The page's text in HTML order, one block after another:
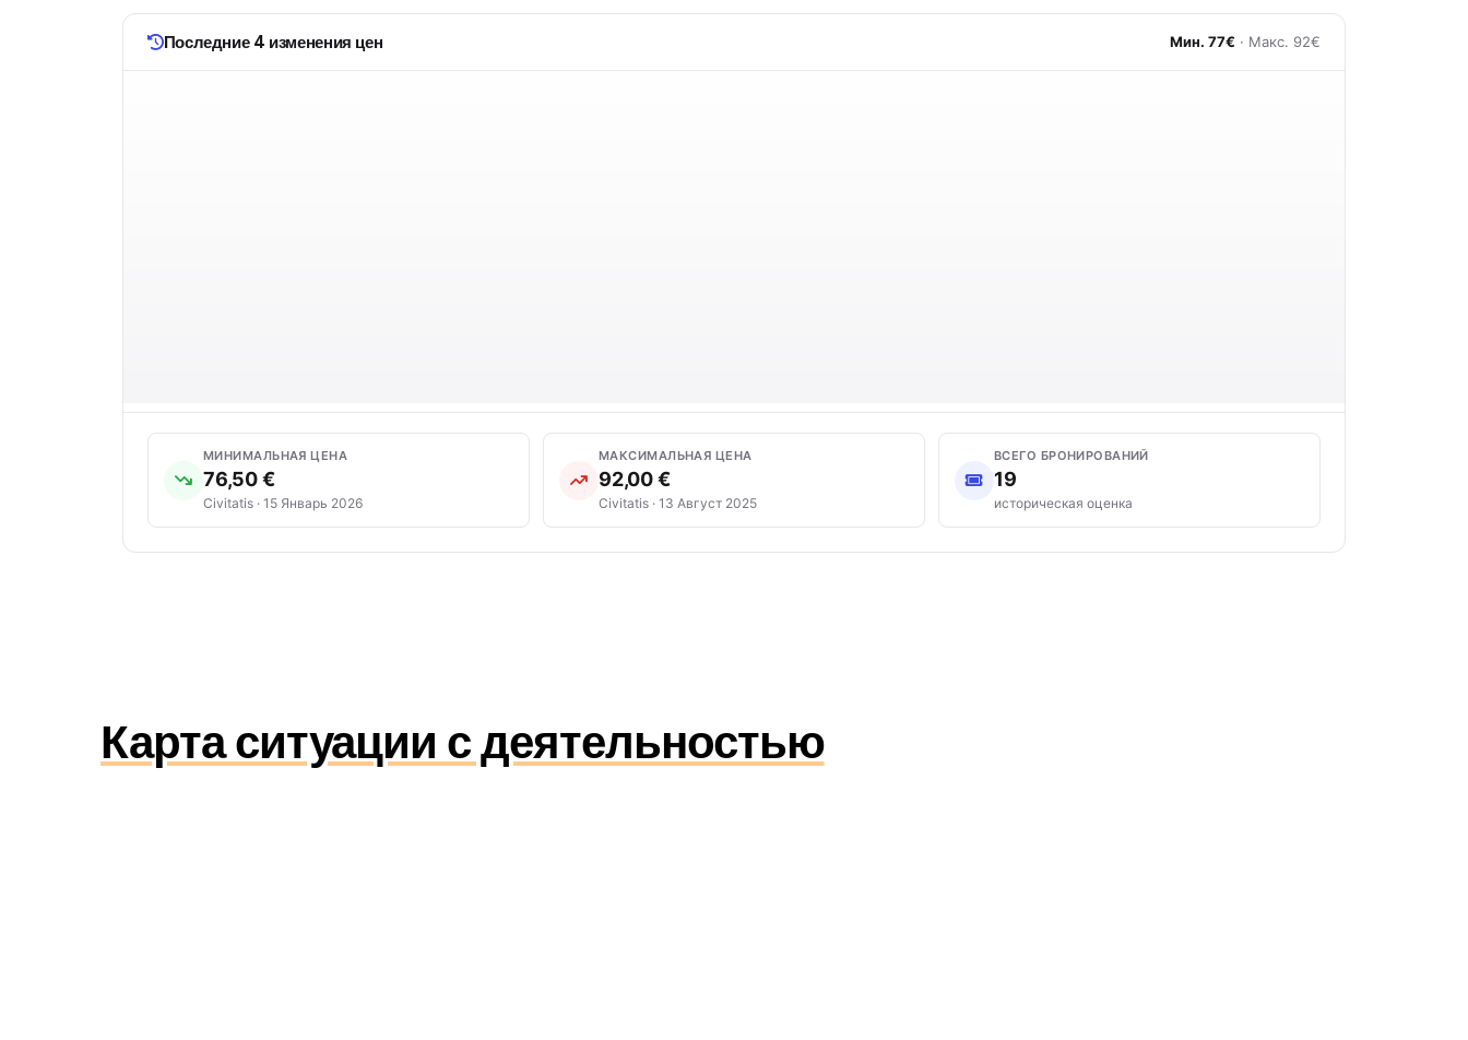
Последние 4 изменения цен Мин. 77€ · Макс. 92€
МИНИМАЛЬНАЯ ЦЕНА
76,50 €
Civitatis · 15 Январь 2026
МАКСИМАЛЬНАЯ ЦЕНА
92,00 €
Civitatis · 13 Август 2025
ВСЕГО БРОНИРОВАНИЙ
19
историческая оценка
Карта ситуации с деятельностью